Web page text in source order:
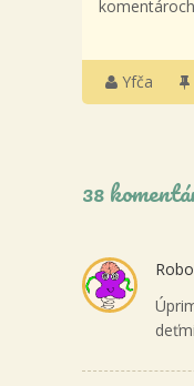
Yfča
38
Robo